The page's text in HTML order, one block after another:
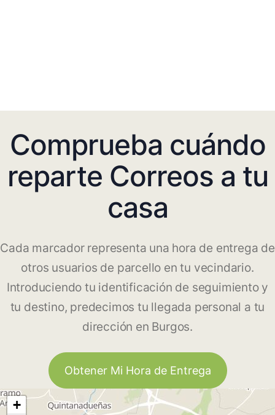
Comprueba cuándo
reparte Correos a tu
casa
Cada marcador representa una hora de entrega de
otros usuarios de parcello en tu vecindario.
Introduciendo tu identificación de seguimiento y
tu destino, predecimos tu llegada personal a tu
dirección en Burgos.
Obtener Mi Hora de Entrega
+